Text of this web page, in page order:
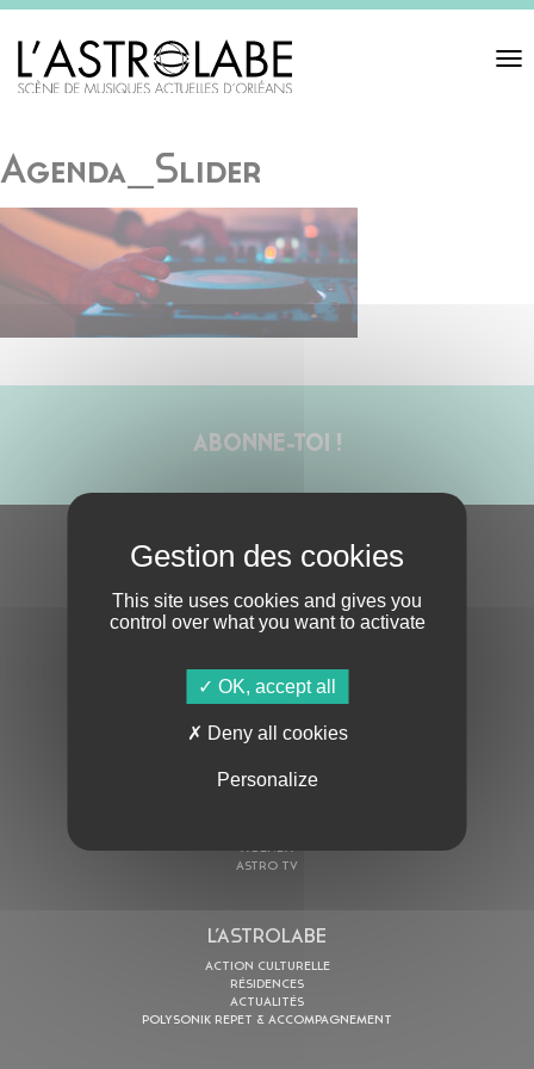
Toggle
Agenda_Slider
ABONNE-TOI !
S'ABONNER À LA NEWSLETTER
En cochant cette case, j’accepte la Politique de confidentialité
AGENDA
ASTRO TV
L’ASTROLABE
ACTION CULTURELLE
RÉSIDENCES
ACTUALITÉS
POLYSONIK REPET & ACCOMPAGNEMENT
This site uses cookies and gives you
control over what you want to activate
OK, accept all
Deny all cookies
Personalize